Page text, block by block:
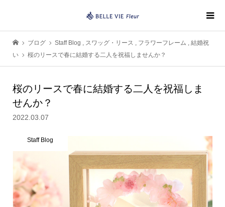
ブログ Staff Blog , スワッグ・リース , フラワーフレーム , 結婚祝
い
桜のリースで春に結婚する二人を祝福しませんか？
桜のリースで春に結婚する二人を祝福しま
せんか？
2022.03.07
Staff Blog